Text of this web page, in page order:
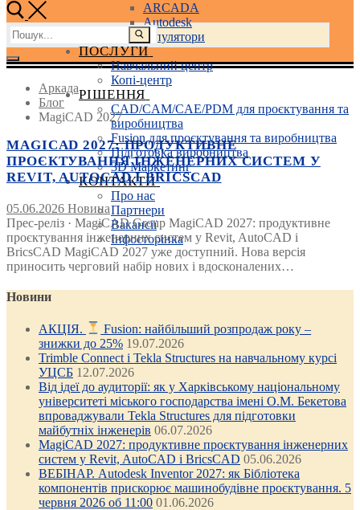
ARCADA
Autodesk
3D маніпулятори
ПОСЛУГИ
Навчальний центр
Копі-центр
РІШЕННЯ
CAD/CAM/CAE/PDM для проєктування та
виробництва
Fusion для проєктування та виробництва
Підготовка виробництва
3D Маркетинг
КОНТАКТИ
Про нас
Партнери
Вакансії
Інфосторінка
Пошук:
Аркада
Блог
MagiCAD 2027
MAGICAD 2027: ПРОДУКТИВНЕ
ПРОЄКТУВАННЯ ІНЖЕНЕРНИХ СИСТЕМ У
REVIT, AUTOCAD І BRICSCAD
05.06.2026 Новина
Прес-реліз · MagiCAD Group MagiCAD 2027: продуктивне
проєктування інженерних систем у Revit, AutoCAD і
BricsCAD MagiCAD 2027 уже доступний. Нова версія
приносить черговий набір нових і вдосконалених…
Новини
АКЦІЯ.
Fusion: найбільший розпродаж року –
знижки до 25% 19.07.2026
Trimble Connect і Tekla Structures на навчальному курсі
УЦСБ 12.07.2026
Від ідеї до аудиторії: як у Харківському національному
університеті міського господарства імені О.М. Бекетова
впроваджували Tekla Structures для підготовки
майбутніх інженерів 06.07.2026
MagiCAD 2027: продуктивне проєктування інженерних
систем у Revit, AutoCAD і BricsCAD 05.06.2026
ВЕБІНАР. Autodesk Inventor 2027: як Бібліотека
компонентів прискорює машинобудівне проєктування. 5
червня 2026 об 11:00 01.06.2026